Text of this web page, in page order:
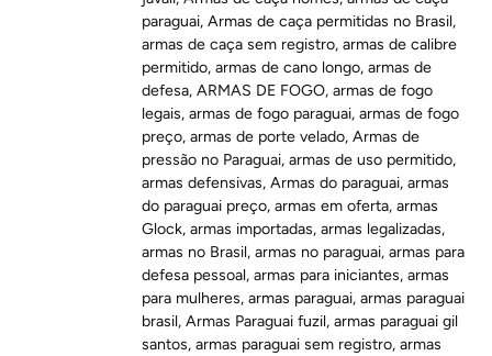
paraguai,Armas de caça permitidas no Brasil,
armas de caça sem registro,armas de calibre
permitido,armas de cano longo,armas de
defesa,ARMAS DE FOGO,armas de fogo
legais,armas de fogo paraguai,armas de fogo
preço,armas de porte velado,Armas de
pressão no Paraguai,armas de uso permitido,
armas defensivas,Armas do paraguai,armas
do paraguai preço,armas em oferta,armas
Glock,armas importadas,armas legalizadas,
armas no Brasil,armas no paraguai,armas para
defesa pessoal,armas para iniciantes,armas
para mulheres,armas paraguai,armas paraguai
brasil,Armas Paraguai fuzil,armas paraguai gil
santos,armas paraguai sem registro,armas